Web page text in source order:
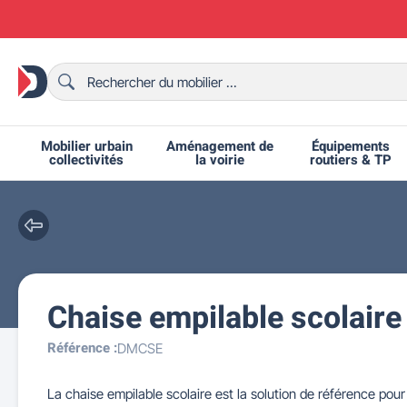
Mobilier urbain
collectivités
Bancs urbains
Aménagement de
la voirie
Bornes et potelets urbains
Équipements
routiers & TP
Ralentisseurs routiers
Grilles d'exposition
Fêtes et événements
Chaises de collectivité
Mobilier intérieur CHR
Chaises et bancs scolaires
Tables de ping-pong
Chaise empilable scolaire
Référence :DMCSE
La chaise empilable scolaire est la solution de référence